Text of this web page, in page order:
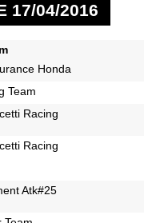
17/04/2016
Honda
Team
Racing
Racing
Atk#25